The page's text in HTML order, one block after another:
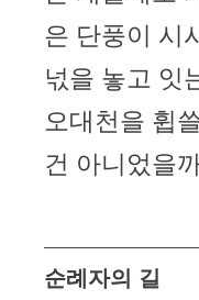
은 단풍이 시
넋을 놓고 잇
오대천을 휩
건 아니었을
순례자의 길